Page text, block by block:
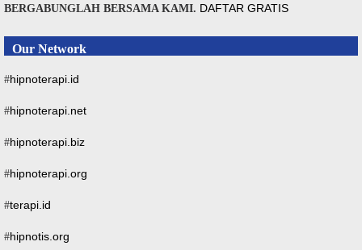
BERGABUNGLAH BERSAMA KAMI. DAFTAR GRATIS
Our Network
#hipnoterapi.id
#hipnoterapi.net
#hipnoterapi.biz
#hipnoterapi.org
#terapi.id
#hipnotis.org